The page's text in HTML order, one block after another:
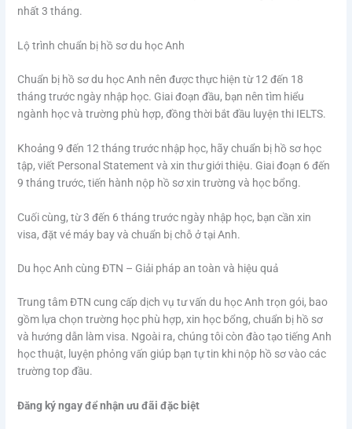
nhất 3 tháng.
Lộ trình chuẩn bị hồ sơ du học Anh
Chuẩn bị hồ sơ du học Anh nên được thực hiện từ 12 đến 18
tháng trước ngày nhập học. Giai đoạn đầu, bạn nên tìm hiểu
ngành học và trường phù hợp, đồng thời bắt đầu luyện thi IELTS.
Khoảng 9 đến 12 tháng trước nhập học, hãy chuẩn bị hồ sơ học
tập, viết Personal Statement và xin thư giới thiệu. Giai đoạn 6 đến
9 tháng trước, tiến hành nộp hồ sơ xin trường và học bổng.
Cuối cùng, từ 3 đến 6 tháng trước ngày nhập học, bạn cần xin
visa, đặt vé máy bay và chuẩn bị chỗ ở tại Anh.
Du học Anh cùng ĐTN – Giải pháp an toàn và hiệu quả
Trung tâm ĐTN cung cấp dịch vụ tư vấn du học Anh trọn gói, bao
gồm lựa chọn trường học phù hợp, xin học bổng, chuẩn bị hồ sơ
và hướng dẫn làm visa. Ngoài ra, chúng tôi còn đào tạo tiếng Anh
học thuật, luyện phỏng vấn giúp bạn tự tin khi nộp hồ sơ vào các
trường top đầu.
Đăng ký ngay để nhận ưu đãi đặc biệt